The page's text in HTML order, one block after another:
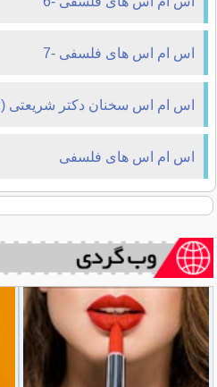
اس ام اس های فلسفی -7
اس ام اس سخنان دکتر شریعتی (2)
اس ام اس های فلسفی